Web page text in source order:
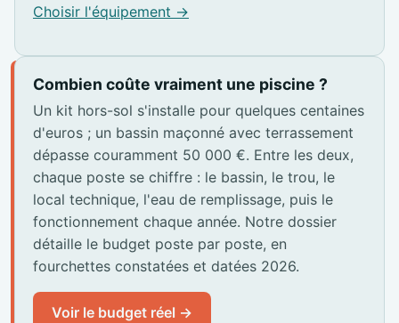
Choisir l'équipement →
Combien coûte vraiment une piscine ?
Un kit hors-sol s'installe pour quelques centaines
d'euros ; un bassin maçonné avec terrassement
dépasse couramment 50 000 €. Entre les deux,
chaque poste se chiffre : le bassin, le trou, le
local technique, l'eau de remplissage, puis le
fonctionnement chaque année. Notre dossier
détaille le budget poste par poste, en
fourchettes constatées et datées 2026.
Voir le budget réel →